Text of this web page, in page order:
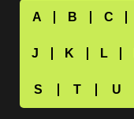
A B C
J
K L
S
T U